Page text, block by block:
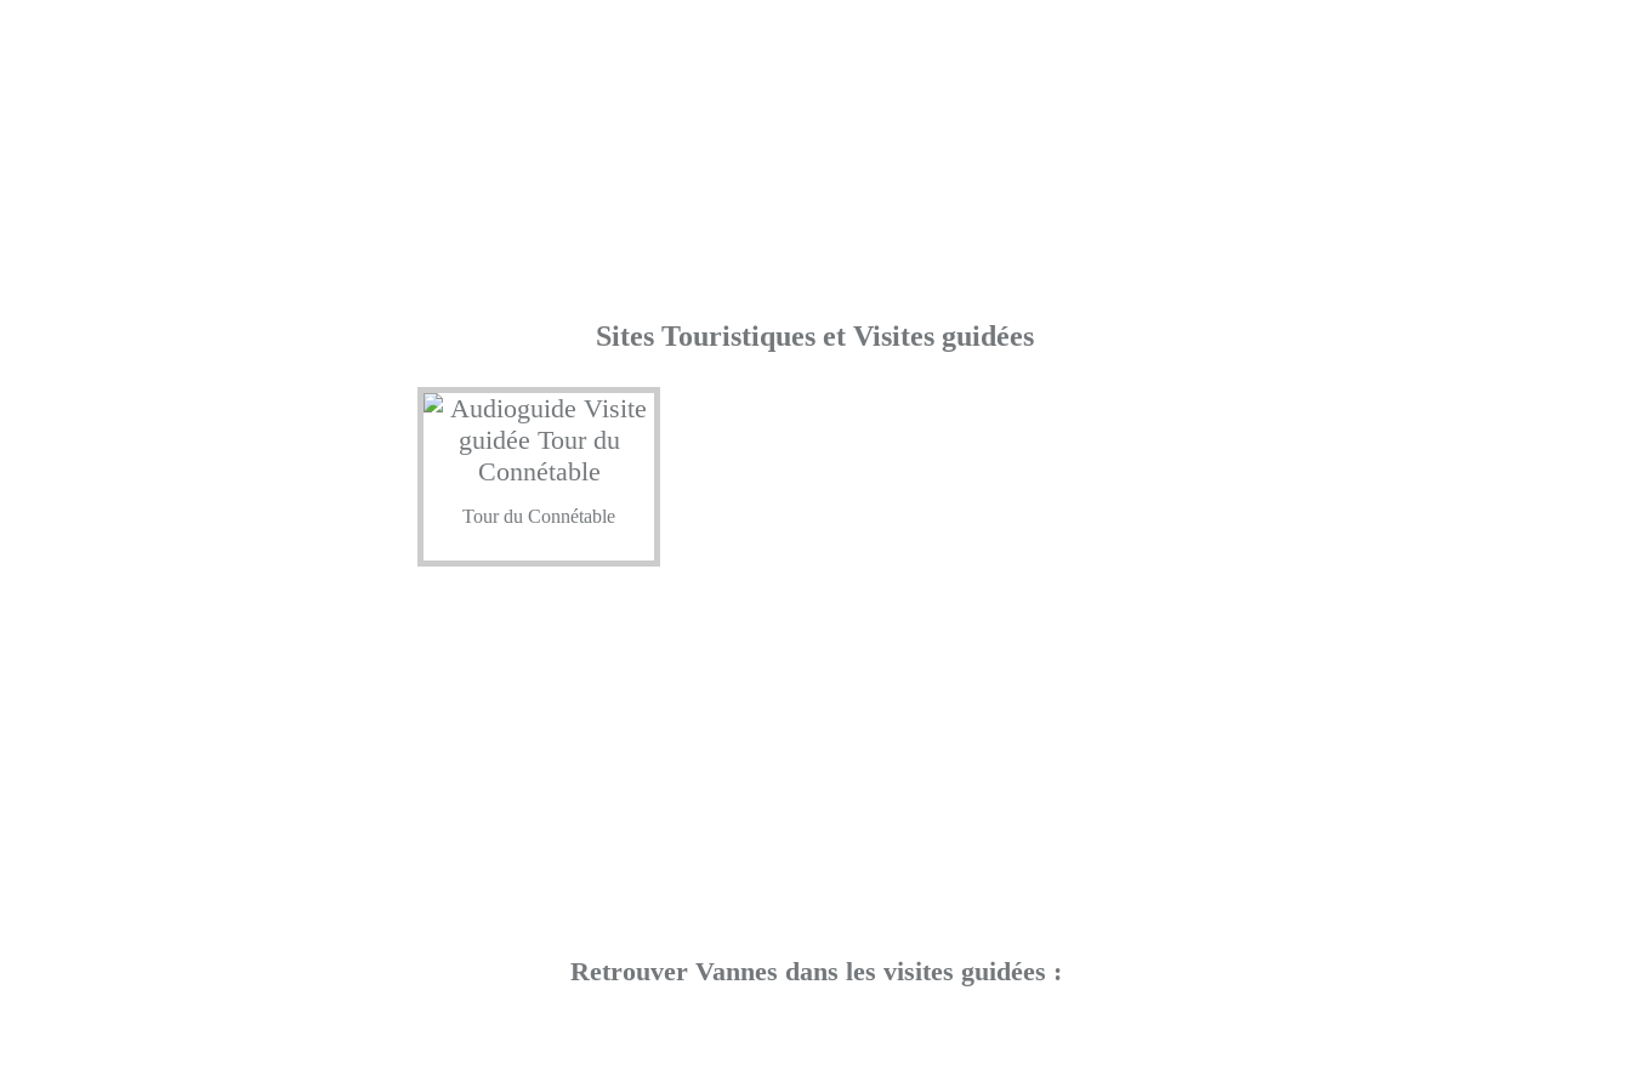
Sites Touristiques et Visites guidées
Tour du Connétable
Retrouver Vannes dans les visites guidées :